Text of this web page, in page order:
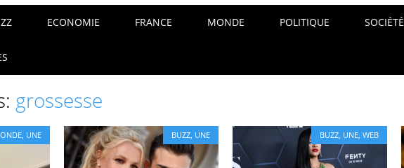
ECONOMIE FRANCE MONDE POLITIQUE SOCIÉTÉ
grossesse
, UNE BUZZ, UNE BUZZ, UNE,WEB